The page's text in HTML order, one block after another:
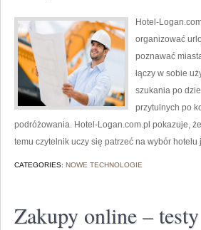
Hotel-
organizować
poznawać
łączy w sobie
szukania po
przytulnych po
podróżowania. Hotel-Logan.com.pl pokazuje,
temu czytelnik uczy się patrzeć na wybór
CATEGORIES: NOWE TECHNOLOGIE
Zakupy online –